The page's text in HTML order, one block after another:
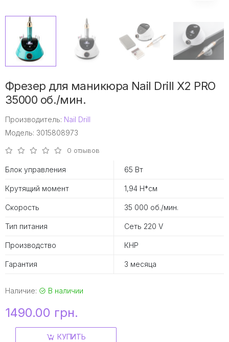
Фрезер для маникюра Nail Drill X2 PRO
35000 об./мин.
Производитель: Nail Drill
Модель: 3015808973
0 отзывов
Блок управления 65 Вт
Крутящий момент 1,94 Н*см
Скорость 35 000 об./мин.
Тип питания Сеть 220 V
Производство КНР
Гарантия 3 месяца
Наличие: В наличии
1490.00 грн.
КУПИТЬ